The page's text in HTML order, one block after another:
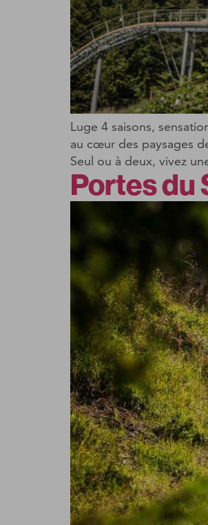
Luge 4 saisons,
au cœur des paysages
Seul ou à deux, vivez
Portes du